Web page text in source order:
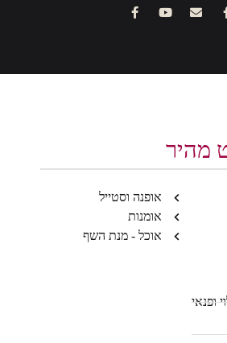
מהיר
אופנה וסטייל
אומנות
אוכל - מנת השף
ופנאי